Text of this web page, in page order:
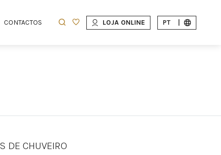
CONTACTOS LOJA ONLINE PT
DE CHUVEIRO